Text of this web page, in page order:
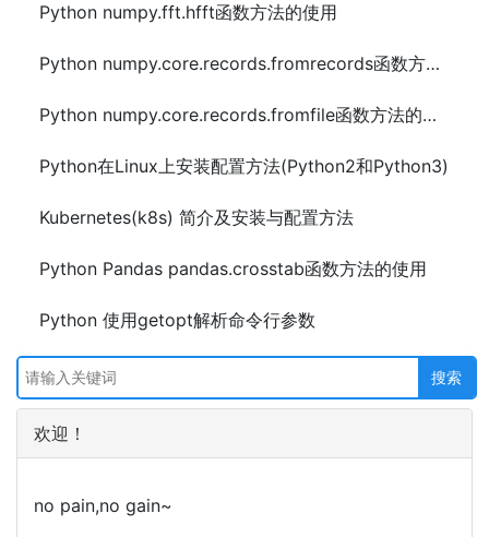
Python numpy.fft.hfft函数方法的使用
Python numpy.core.records.fromrecords函数方法的使用
Python numpy.core.records.fromfile函数方法的使用
Python在Linux上安装配置方法(Python2和Python3)
Kubernetes(k8s) 简介及安装与配置方法
Python Pandas pandas.crosstab函数方法的使用
Python 使用getopt解析命令行参数
欢迎！
no pain,no gain~